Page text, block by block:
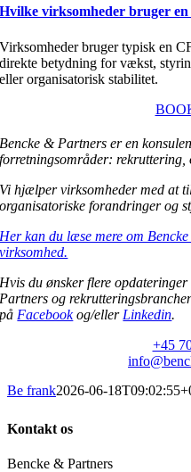
Hvilke virksomheder bruger
Virksomheder bruger typisk en
direkte betydning for vækst,
eller organisatorisk stabilitet.
Bencke & Partners er en
forretningsområder: rekruttering,
Vi hjælper virksomheder med at
organisatoriske forandringer og
Her kan du læse mere om
virksomhed.
Hvis du ønsker flere
Partners og
på Facebookog/eller Linkedin.
+45
Be frank2026-06-
Kontakt os
Bencke & Partners